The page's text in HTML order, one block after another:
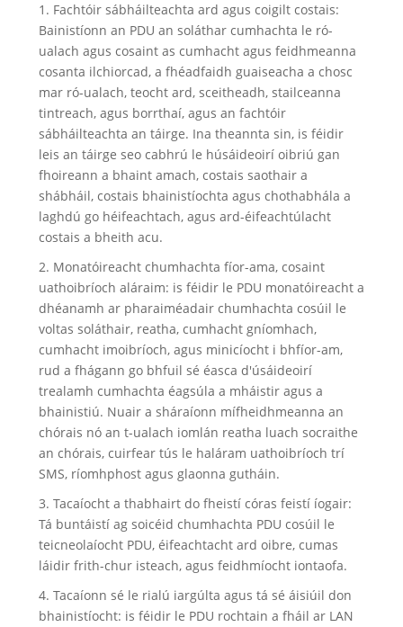
1. Fachtóir sábháilteachta ard agus coigilt costais:
Bainistíonn an PDU an soláthar cumhachta le ró-
ualach agus cosaint as cumhacht agus feidhmeanna
cosanta ilchiorcad, a fhéadfaidh guaiseacha a chosc
mar ró-ualach, teocht ard, sceitheadh, stailceanna
tintreach, agus borrthaí, agus an fachtóir
sábháilteachta an táirge. Ina theannta sin, is féidir
leis an táirge seo cabhrú le húsáideoirí oibriú gan
fhoireann a bhaint amach, costais saothair a
shábháil, costais bhainistíochta agus chothabhála a
laghdú go héifeachtach, agus ard-éifeachtúlacht
costais a bheith acu.
2. Monatóireacht chumhachta fíor-ama, cosaint
uathoibríoch aláraim: is féidir le PDU monatóireacht a
dhéanamh ar pharaiméadair chumhachta cosúil le
voltas soláthair, reatha, cumhacht gníomhach,
cumhacht imoibríoch, agus minicíocht i bhfíor-am,
rud a fhágann go bhfuil sé éasca d'úsáideoirí
trealamh cumhachta éagsúla a mháistir agus a
bhainistiú. Nuair a sháraíonn mífheidhmeanna an
chórais nó an t-ualach iomlán reatha luach socraithe
an chórais, cuirfear tús le haláram uathoibríoch trí
SMS, ríomhphost agus glaonna gutháin.
3. Tacaíocht a thabhairt do fheistí córas feistí íogair:
Tá buntáistí ag soicéid chumhachta PDU cosúil le
teicneolaíocht PDU, éifeachtacht ard oibre, cumas
láidir frith-chur isteach, agus feidhmíocht iontaofa.
4. Tacaíonn sé le rialú iargúlta agus tá sé áisiúil don
bhainistíocht: is féidir le PDU rochtain a fháil ar LAN